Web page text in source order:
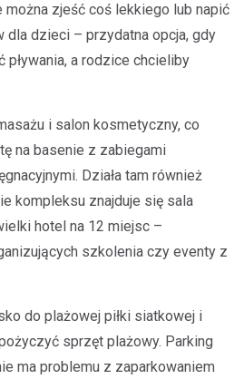
można zjeść coś lekkiego lub napić
dla dzieci – przydatna opcja, gdy
pływania, a rodzice chcieliby
i salon kosmetyczny, co
na basenie z zabiegami
Działa tam również
kompleksu znajduje się sala
hotel na 12 miejsc –
szkolenia czy eventy z
do plażowej piłki siatkowej i
sprzęt plażowy. Parking
ma problemu z zaparkowaniem